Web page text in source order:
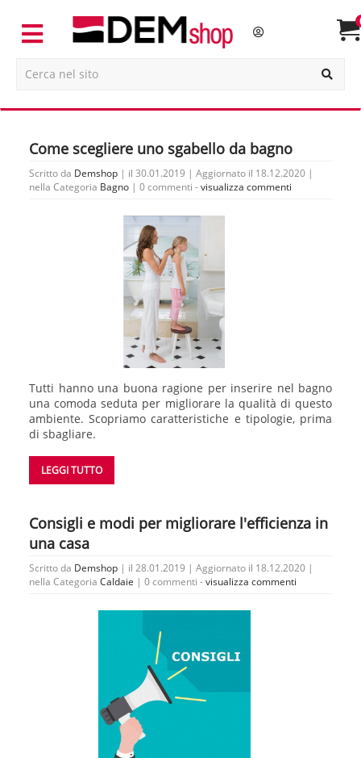
Come scegliere uno sgabello da bagno
Scritto da Demshop | il 30.01.2019 | Aggiornato il 18.12.2020 |
nella Categoria Bagno | 0 commenti -visualizza commenti
Tutti hanno una buona ragione per inserire nel bagno
una comoda seduta per migliorare la qualità di questo
ambiente. Scopriamo caratteristiche e tipologie, prima
di sbagliare.
LEGGI TUTTO
Consigli e modi per migliorare l'efficienza in
una casa
Scritto da Demshop | il 28.01.2019 | Aggiornato il 18.12.2020 |
nella Categoria Caldaie | 0 commenti -visualizza commenti